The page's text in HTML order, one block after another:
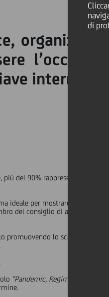
di
organizzata
del 90% rappresentate dal
ideale per mostrare le nostre
del consiglio di
lo scambio
"Pandemic, Regime Change